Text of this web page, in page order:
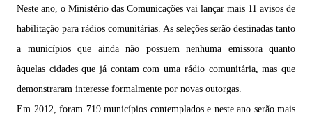
Neste ano, o Ministério das Comunicações vai lançar mais 11 avisos de
habilitação para rádios comunitárias. As seleções serão destinadas tanto
a municípios que ainda não possuem nenhuma emissora quanto
àquelas cidades que já contam com uma rádio comunitária, mas que
demonstraram interesse formalmente por novas outorgas.
Em 2012, foram 719 municípios contemplados e neste ano serão mais